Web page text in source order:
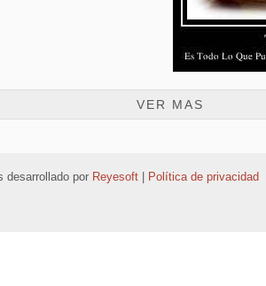
VER MAS
desarrollado por Reyesoft
Política de privacidad